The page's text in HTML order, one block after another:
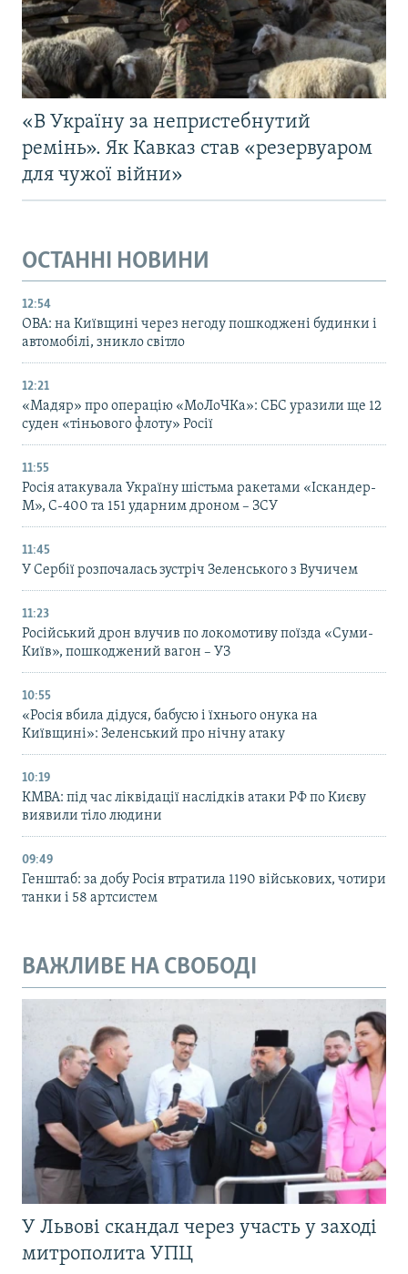
«В Україну за непристебнутий
ремінь». Як Кавказ став «резервуаром
для чужої війни»
ОСТАННІ НОВИНИ
12:54
ОВА: на Київщині через негоду пошкоджені будинки і
автомобілі, зникло світло
12:21
«Мадяр» про операцію «МоЛоЧКа»: СБС уразили ще 12
суден «тіньового флоту» Росії
11:55
Росія атакувала Україну шістьма ракетами «Іскандер-
М», С-400 та 151 ударним дроном – ЗСУ
11:45
У Сербії розпочалась зустріч Зеленського з Вучичем
11:23
Російський дрон влучив по локомотиву поїзда «Суми-
Київ», пошкоджений вагон – УЗ
10:55
«Росія вбила дідуся, бабусю і їхнього онука на
Київщині»: Зеленський про нічну атаку
10:19
КМВА: під час ліквідації наслідків атаки РФ по Києву
виявили тіло людини
09:49
Генштаб: за добу Росія втратила 1190 військових, чотири
танки і 58 артсистем
ВАЖЛИВЕ НА СВОБОДІ
У Львові скандал через участь у заході
митрополита УПЦ